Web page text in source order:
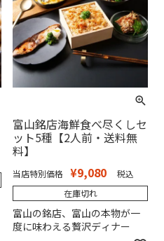
富山銘店海鮮食べ尽くしセ
ット5種【2人前・送料無
料】
当店特別価格 ¥9,080
税込
在庫切れ
富山の銘店、富山の本物が一
度に味わえる贅沢ディナー